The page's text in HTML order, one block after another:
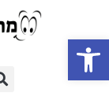
פתח סרגל נגישות